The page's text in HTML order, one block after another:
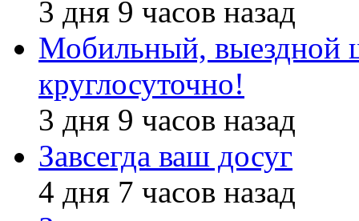
3 дня 9 часов назад
Мобильный, выездной
круглосуточно!
3 дня 9 часов назад
Завсегда ваш досуг
4 дня 7 часов назад